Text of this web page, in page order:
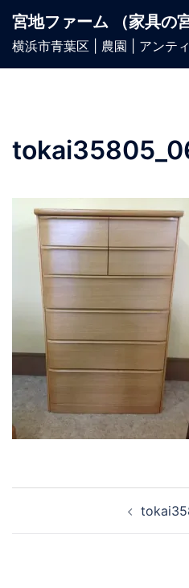
宮地ファーム （家具の
横浜市青葉区 | 農園 | アンテ